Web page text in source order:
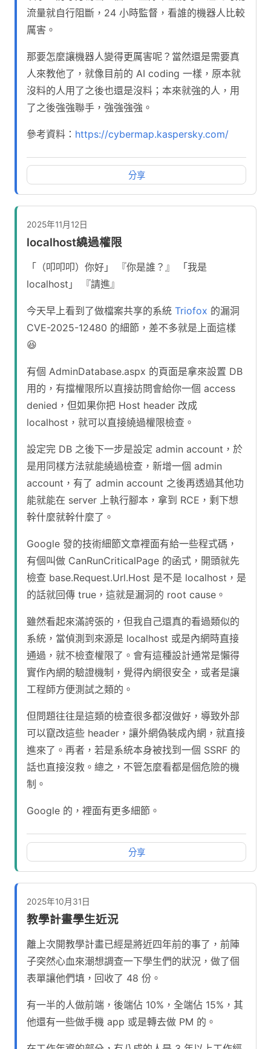
流量就自行阻斷，24 小時監督，看誰的機器人比較
厲害。
那要怎麼讓機器人變得更厲害呢？當然還是需要真
人來教他了，就像目前的 AI coding 一樣，原本就
沒料的人用了之後也還是沒料；本來就強的人，用
了之後強強聯手，強強強強。
參考資料： https://cybermap.kaspersky.com/
分享
2025年11月12日
localhost繞過權限
「（叩叩叩）你好」 『你是誰？』 「我是
localhost」 『請進』
今天早上看到了做檔案共享的系統 Triofox 的漏洞
CVE-2025-12480 的細節，差不多就是上面這樣
😆
有個 AdminDatabase.aspx 的頁面是拿來設置 DB
用的，有擋權限所以直接訪問會給你一個 access
denied，但如果你把 Host header 改成
localhost，就可以直接繞過權限檢查。
設定完 DB 之後下一步是設定 admin account，於
是用同樣方法就能繞過檢查，新增一個 admin
account，有了 admin account 之後再透過其他功
能就能在 server 上執行腳本，拿到 RCE，剩下想
幹什麼就幹什麼了。
Google 發的技術細節文章裡面有給一些程式碼，
有個叫做 CanRunCriticalPage 的函式，開頭就先
檢查 base.Request.Url.Host 是不是 localhost，是
的話就回傳 true，這就是漏洞的 root cause。
雖然看起來滿誇張的，但我自己還真的看過類似的
系統，當偵測到來源是 localhost 或是內網時直接
通過，就不檢查權限了。會有這種設計通常是懶得
實作內網的驗證機制，覺得內網很安全，或者是讓
工程師方便測試之類的。
但問題往往是這類的檢查很多都沒做好，導致外部
可以竄改這些 header，讓外網偽裝成內網，就直接
進來了。再者，若是系統本身被找到一個 SSRF 的
話也直接沒救。總之，不管怎麼看都是個危險的機
制。
Google 的，裡面有更多細節。
分享
2025年10月31日
教學計畫學生近況
離上次開教學計畫已經是將近四年前的事了，前陣
子突然心血來潮想調查一下學生們的狀況，做了個
表單讓他們填，回收了 48 份。
有一半的人做前端，後端佔 10%，全端佔 15%，其
他還有一些做手機 app 或是轉去做 PM 的。